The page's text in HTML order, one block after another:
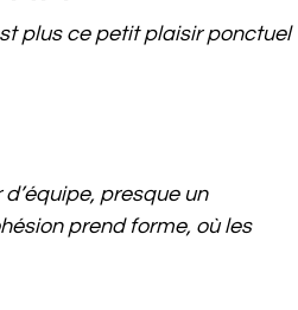
plus ce petit plaisir ponctuel
presque un
prend forme, où les